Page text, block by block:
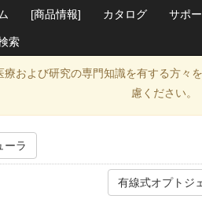
[商品情報] カタログ サポ
索
療および研究の専門知識を有する方々
慮ください。
ーラ
有線式オプトジ